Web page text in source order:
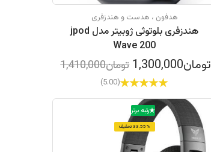
هدفون ، هدست و هندزفری
هندزفری بلوتوثی ژوبیتر مدل jpod
Wave 200
تومان1,300,000 تومان1,410,000
(5.00)
رتبه برتر
33.55% تخفیف